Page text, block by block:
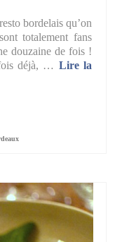
bordelais qu’on
totalement fans
douzaine de fois !
déjà, … Lire la